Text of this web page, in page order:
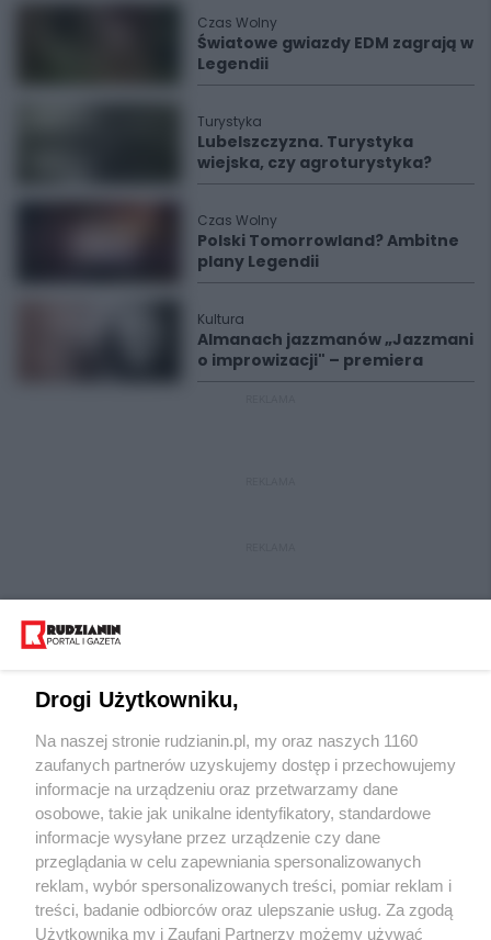
Czas Wolny
Światowe gwiazdy EDM zagrają w
Legendii
Turystyka
Lubelszczyzna. Turystyka
wiejska, czy agroturystyka?
Czas Wolny
Polski Tomorrowland? Ambitne
plany Legendii
Kultura
Almanach jazzmanów „Jazzmani
o improwizacji" – premiera
Wydawca mediów lokalnych
Nie zapomnij
zapoznać się z:
polityką prywatności regulamin korzystania z portali
Drogi Użytkowniku,
Na naszej stronie rudzianin.pl, my oraz naszych 1160
zaufanych partnerów uzyskujemy dostęp i przechowujemy
informacje na urządzeniu oraz przetwarzamy dane
osobowe, takie jak unikalne identyfikatory, standardowe
informacje wysyłane przez urządzenie czy dane
przeglądania w celu zapewniania spersonalizowanych
reklam, wybór spersonalizowanych treści, pomiar reklam i
treści, badanie odbiorców oraz ulepszanie usług. Za zgodą
Użytkownika my i Zaufani Partnerzy możemy używać